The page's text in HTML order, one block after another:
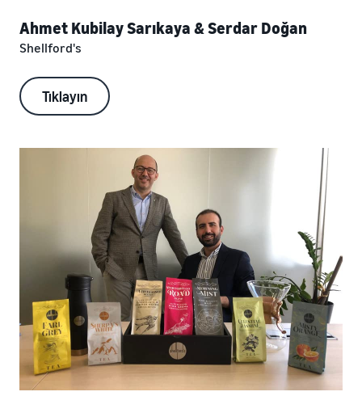
Ahmet Kubilay Sarıkaya & Serdar Doğan
Shellford's
Tıklayın